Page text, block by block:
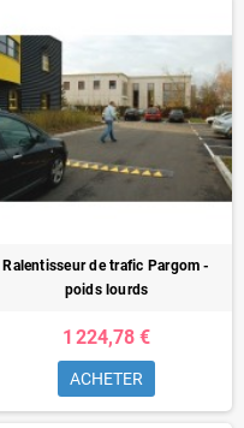
Ralentisseur de trafic Pargom -
poids lourds
1 224,78 €
ACHETER